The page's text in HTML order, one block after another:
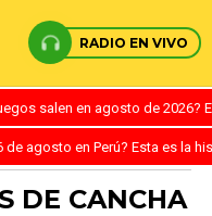
RADIO EN VIVO
salen en agosto de
de agosto en Perú? Esta es la
DE CANCHA